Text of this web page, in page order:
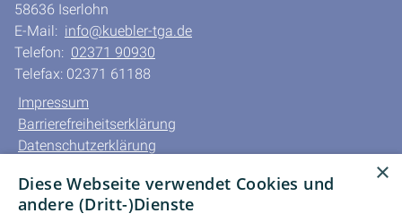
58636 Iserlohn
E-Mail: info@kuebler-tga.de
Telefon: 02371 90930
Telefax: 02371 61188
Impressum
Barrierefreiheitserklärung
Datenschutzerklärung
Unsere Bereiche
×
Diese Webseite verwendet Cookies und
andere (Dritt-)Dienste